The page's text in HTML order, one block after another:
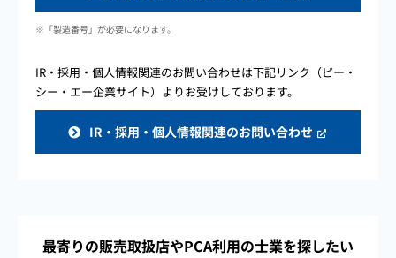
※「製造番号」が必要になります。
IR・採用・個人情報関連のお問い合わせは下記リンク（ピー・
シー・エー企業サイト）よりお受けしております。
IR・採用・個人情報関連のお問い合わせ
最寄りの販売取扱店やPCA利用の士業を探したい